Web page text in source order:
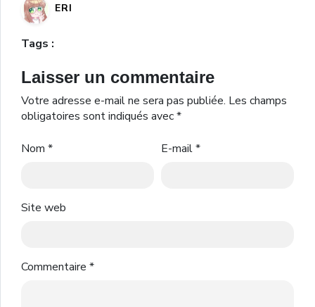
ERI
Tags :
Laisser un commentaire
Votre adresse e-mail ne sera pas publiée. Les champs
obligatoires sont indiqués avec*
Nom * E-mail*
Site web
Commentaire *